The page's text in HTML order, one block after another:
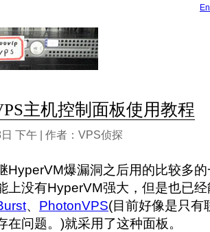
主机控制面板使用教程
下午 | 作者：VPS侦探
HyperVM爆漏洞之后用的比较多
上没有HyperVM强大，但是也已
、 PhotonVPS(目前好像是只有
在问题。)就采用了这种面板。